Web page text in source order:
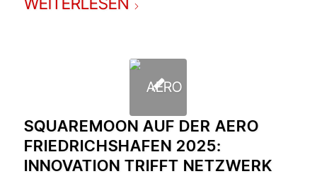
SQUAREMOON AUF DER AERO
FRIEDRICHSHAFEN 2025:
INNOVATION TRIFFT NETZWERK